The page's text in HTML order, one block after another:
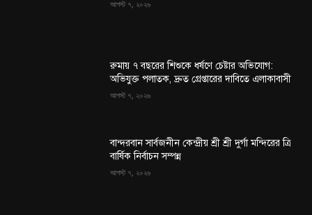
আগস্ট ৭, ২০২৬
রুমায় ৭ বছরের শিশুকে ধর্ষণে চেষ্টার অভিযোগ:
অভিযুক্ত পলাতক, দ্রুত গ্রেপ্তারের দাবিতে এলাকাবাসী
আগস্ট ৭, ২০২৬
বান্দরবান সার্বজনীন কেন্দ্রীয় শ্রী শ্রী দুর্গা মন্দিরের ত্রি
বার্ষিক নির্বাচন সম্পন্ন
আগস্ট ৭, ২০২৬